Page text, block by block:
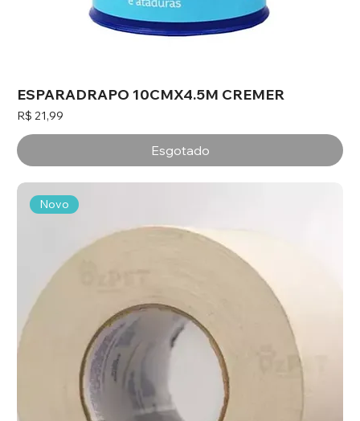
ESPARADRAPO 10CMX4.5M CREMER
Preço
R$ 21,99
Esgotado
Novo